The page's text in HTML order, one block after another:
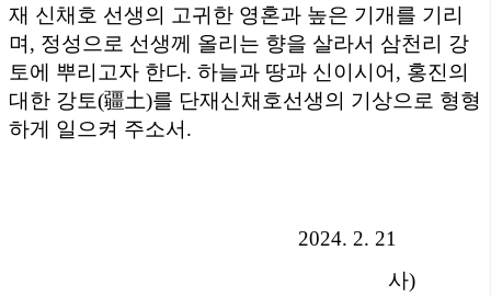
재 신채호 선생의 고귀한 영혼과 높은 기개를 기리
며, 정성으로 선생께 올리는 향을 살라서 삼천리 강
토에 뿌리고자 한다. 하늘과 땅과 신이시어, 홍진의
대한 강토(疆土)를 단재신채호선생의 기상으로 형형
하게 일으켜 주소서.
2024. 2. 21
사)